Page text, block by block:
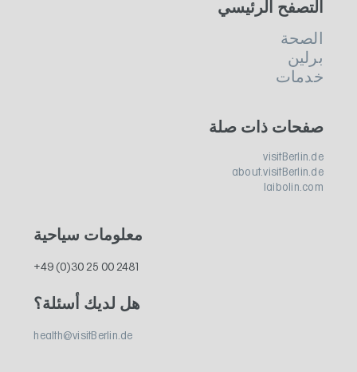
التصفح الرئيسي
الصحة
برلين
خدمات
صفحات ذات صلة
visitBerlin.de
about.visitBerlin.de
laibolin.com
معلومات سياحية
+49 (0)30 25 00 2481
هل لديك أسئلة؟
health@visitBerlin.de